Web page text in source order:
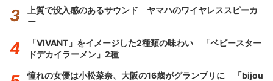
上質で没入感のあるサウンド ヤマハのワイヤレススピーカ
ー
「VIVANT」をイメージした2種類の味わい 「ベビースター
ドデカイラーメン」2種
憧れの女優は小松菜奈、大阪の16歳がグランプリに 「bijou